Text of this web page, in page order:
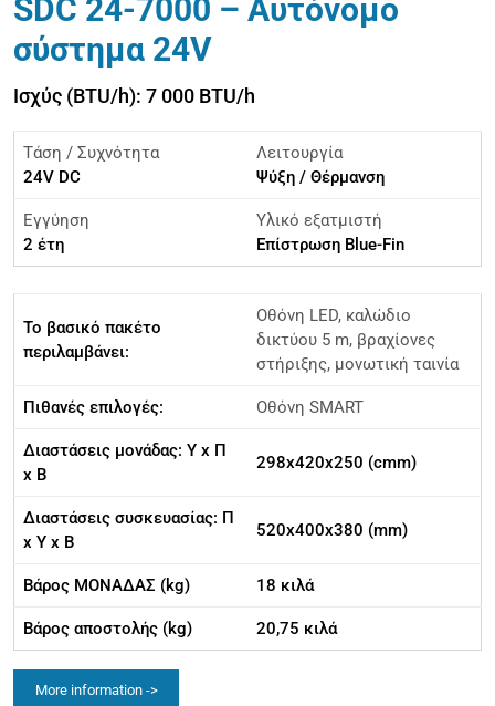
SDC 24-7000 – Αυτόνομο
σύστημα 24V
Ισχύς (BTU/h): 7 000 BTU/h
Τάση / Συχνότητα
24V DC
Λειτουργία
Ψύξη / Θέρμανση
Εγγύηση
2 έτη
Υλικό εξατμιστή
Επίστρωση Blue-Fin
Το βασικό πακέτο
περιλαμβάνει:
Οθόνη LED, καλώδιο
δικτύου 5 m, βραχίονες
στήριξης, μονωτική ταινία
Πιθανές επιλογές: Οθόνη SMART
Διαστάσεις μονάδας: Υ x Π
x Β
298x420x250 (cmm)
Διαστάσεις συσκευασίας: Π
x Υ x Β
520x400x380 (mm)
Βάρος ΜΟΝΑΔΑΣ (kg) 18 κιλά
Βάρος αποστολής (kg) 20,75 κιλά
More information ->